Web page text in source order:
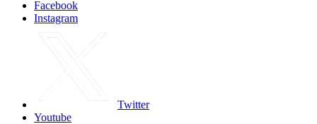
Facebook
Instagram
Twitter
Youtube